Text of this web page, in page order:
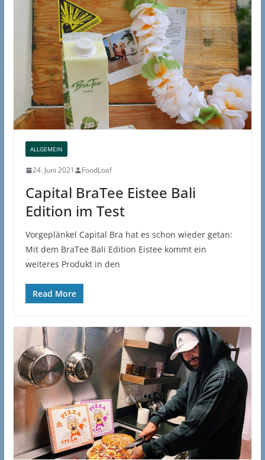
ALLGEMEIN
24. Juni 2021 FoodLoaf
Capital BraTee Eistee Bali
Edition im Test
Vorgeplänkel Capital Bra hat es schon wieder getan:
Mit dem BraTee Bali Edition Eistee kommt ein
weiteres Produkt in den
Read More